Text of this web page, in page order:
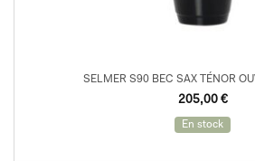
SELMER S90 BEC SAX TÉNOR
205,00 €
En stock